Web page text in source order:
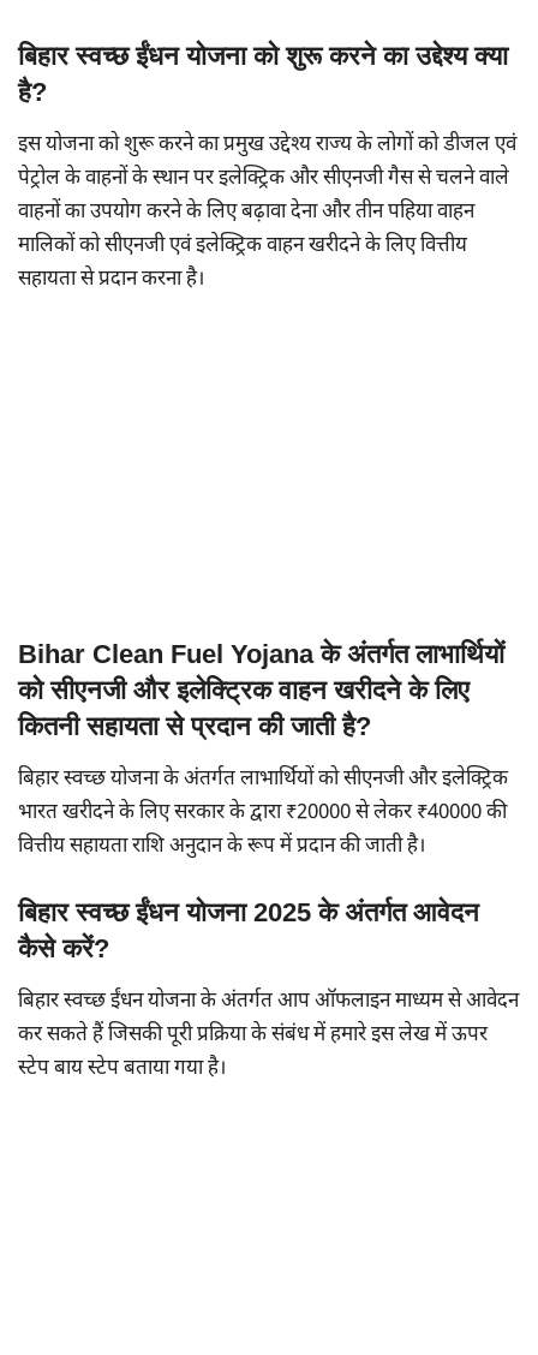
बिहार स्वच्छ ईंधन योजना को शुरू करने का उद्देश्य क्या
है?
इस योजना को शुरू करने का प्रमुख उद्देश्य राज्य के लोगों को डीजल एवं
पेट्रोल के वाहनों के स्थान पर इलेक्ट्रिक और सीएनजी गैस से चलने वाले
वाहनों का उपयोग करने के लिए बढ़ावा देना और तीन पहिया वाहन
मालिकों को सीएनजी एवं इलेक्ट्रिक वाहन खरीदने के लिए वित्तीय
सहायता से प्रदान करना है।
Bihar Clean Fuel Yojana के अंतर्गत लाभार्थियों
को सीएनजी और इलेक्ट्रिक वाहन खरीदने के लिए
कितनी सहायता से प्रदान की जाती है?
बिहार स्वच्छ योजना के अंतर्गत लाभार्थियों को सीएनजी और इलेक्ट्रिक
भारत खरीदने के लिए सरकार के द्वारा ₹20000 से लेकर ₹40000 की
वित्तीय सहायता राशि अनुदान के रूप में प्रदान की जाती है।
बिहार स्वच्छ ईंधन योजना 2025 के अंतर्गत आवेदन
कैसे करें?
बिहार स्वच्छ ईंधन योजना के अंतर्गत आप ऑफलाइन माध्यम से आवेदन
कर सकते हैं जिसकी पूरी प्रक्रिया के संबंध में हमारे इस लेख में ऊपर
स्टेप बाय स्टेप बताया गया है।